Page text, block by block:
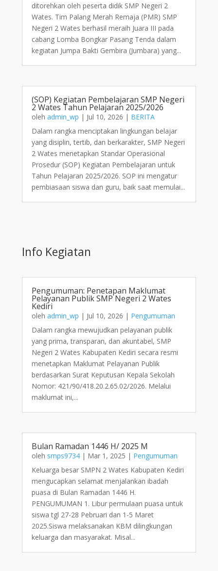
ditorehkan oleh peserta didik SMP Negeri 2
Wates. Tim Palang Merah Remaja (PMR) SMP
Negeri 2 Wates berhasil meraih Juara III pada
cabang Lomba Bongkar Pasang Tenda dalam
kegiatan Jumpa Bakti Gembira (Jumbara) yang...
(SOP) Kegiatan Pembelajaran SMP Negeri
2 Wates Tahun Pelajaran 2025/2026
oleh admin_wp | Jul 10, 2026 | BERITA
Dalam rangka menciptakan lingkungan belajar
yang disiplin, tertib, dan berkarakter, SMP Negeri
2 Wates menetapkan Standar Operasional
Prosedur (SOP) Kegiatan Pembelajaran untuk
Tahun Pelajaran 2025/2026. SOP ini mengatur
pembiasaan siswa dan guru, baik saat memulai...
Info Kegiatan
Pengumuman: Penetapan Maklumat
Pelayanan Publik SMP Negeri 2 Wates
Kediri
oleh admin_wp | Jul 10, 2026 | Pengumuman
Dalam rangka mewujudkan pelayanan publik
yang prima, transparan, dan akuntabel, SMP
Negeri 2 Wates Kabupaten Kediri secara resmi
menetapkan Maklumat Pelayanan Publik
berdasarkan Surat Keputusan Kepala Sekolah
Nomor: 421/90/418.20.2.65.02/2026. Melalui
maklumat ini,...
Bulan Ramadan 1446 H/ 2025 M
oleh smps9734| Mar 1, 2025 | Pengumuman
Keluarga besar SMPN 2 Wates Kabupaten Kediri
mengucapkan selamat menjalankan ibadah
puasa di Bulan Ramadan 1446 H.
PENGUMUMAN 1. Libur permulaan puasa untuk
siswa tgl 27-28 Pebruari dan 1-5 Maret
2025.Siswa melaksanakan KBM dilingkungan
keluarga dan masyarakat. Misal...